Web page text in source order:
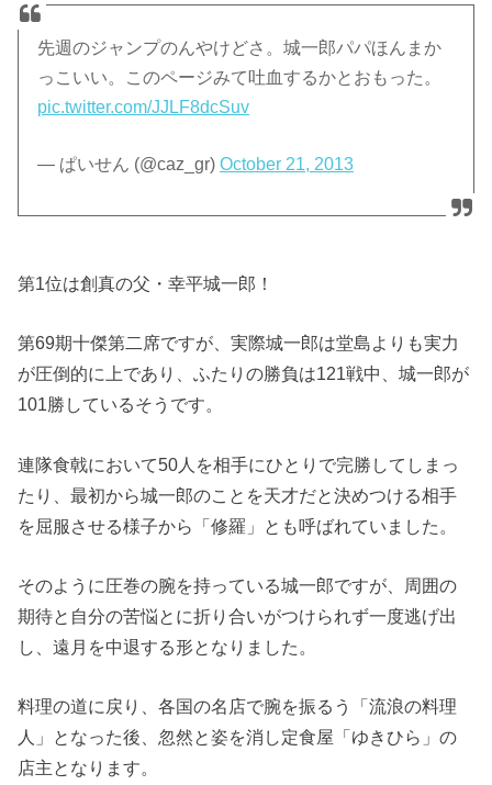
先週のジャンプのんやけどさ。城一郎パパほんまか
っこいい。このページみて吐血するかとおもった。
pic.twitter.com/JJLF8dcSuv
— ぱいせん (@caz_gr)October 21, 2013
第1位は創真の父・幸平城一郎！
第69期十傑第二席ですが、実際城一郎は堂島よりも実力
が圧倒的に上であり、ふたりの勝負は121戦中、城一郎が
101勝しているそうです。
連隊食戟において50人を相手にひとりで完勝してしまっ
たり、最初から城一郎のことを天才だと決めつける相手
を屈服させる様子から「修羅」とも呼ばれていました。
そのように圧巻の腕を持っている城一郎ですが、周囲の
期待と自分の苦悩とに折り合いがつけられず一度逃げ出
し、遠月を中退する形となりました。
料理の道に戻り、各国の名店で腕を振るう「流浪の料理
人」となった後、忽然と姿を消し定食屋「ゆきひら」の
店主となります。